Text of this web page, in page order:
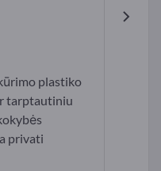
plastiko
tarptautiniu
privati